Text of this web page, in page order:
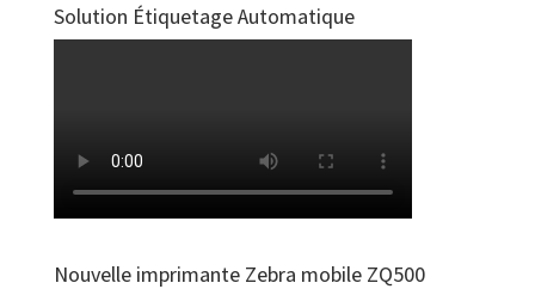
Solution Étiquetage Automatique
Nouvelle imprimante Zebra mobile ZQ500